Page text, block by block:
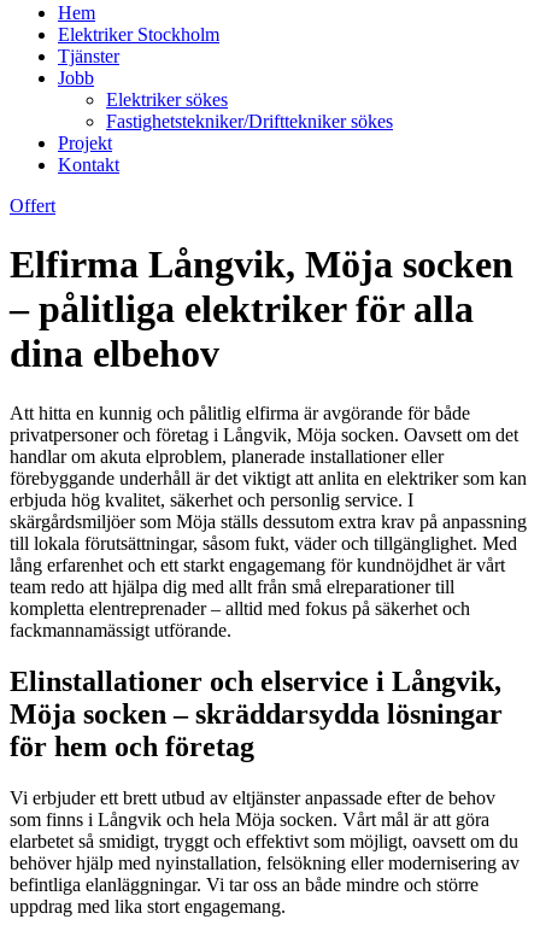
Hem
Elektriker Stockholm
Tjänster
Jobb
Elektriker sökes
Fastighetstekniker/Drifttekniker sökes
Projekt
Kontakt
Offert
Elfirma Långvik, Möja socken
– pålitliga elektriker för alla
dina elbehov
Att hitta en kunnig och pålitlig elfirma är avgörande för både
privatpersoner och företag i Långvik, Möja socken. Oavsett om det
handlar om akuta elproblem, planerade installationer eller
förebyggande underhåll är det viktigt att anlita en elektriker som kan
erbjuda hög kvalitet, säkerhet och personlig service. I
skärgårdsmiljöer som Möja ställs dessutom extra krav på anpassning
till lokala förutsättningar, såsom fukt, väder och tillgänglighet. Med
lång erfarenhet och ett starkt engagemang för kundnöjdhet är vårt
team redo att hjälpa dig med allt från små elreparationer till
kompletta elentreprenader – alltid med fokus på säkerhet och
fackmannamässigt utförande.
Elinstallationer och elservice i Långvik,
Möja socken – skräddarsydda lösningar
för hem och företag
Vi erbjuder ett brett utbud av eltjänster anpassade efter de behov
som finns i Långvik och hela Möja socken. Vårt mål är att göra
elarbetet så smidigt, tryggt och effektivt som möjligt, oavsett om du
behöver hjälp med nyinstallation, felsökning eller modernisering av
befintliga elanläggningar. Vi tar oss an både mindre och större
uppdrag med lika stort engagemang.